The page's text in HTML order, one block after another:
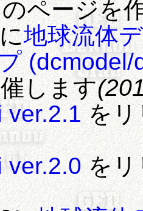
ページを
地球流体
します
ver.2.1をリ
ver.2.0をリ